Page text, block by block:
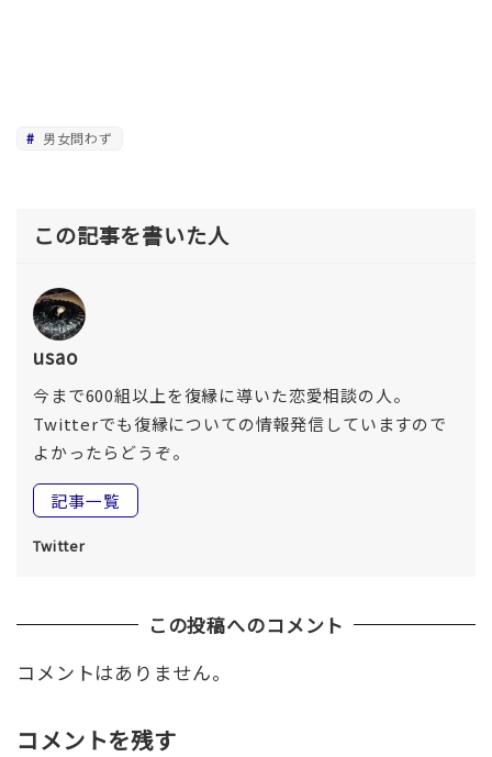
男女問わず
この記事を書いた人
usao
今まで600組以上を復縁に導いた恋愛相談の人。
Twitterでも復縁についての情報発信していますので
よかったらどうぞ。
記事一覧
Twitter
この投稿へのコメント
コメントはありません。
コメントを残す